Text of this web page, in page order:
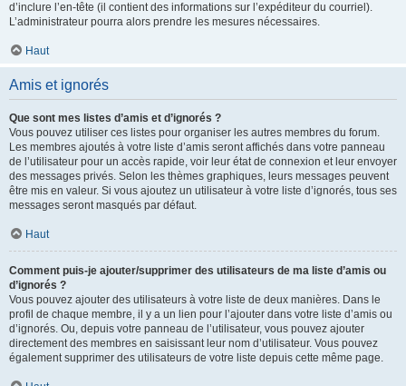
d’inclure l’en-tête (il contient des informations sur l’expéditeur du courriel).
L’administrateur pourra alors prendre les mesures nécessaires.
Haut
Amis et ignorés
Que sont mes listes d’amis et d’ignorés ?
Vous pouvez utiliser ces listes pour organiser les autres membres du forum.
Les membres ajoutés à votre liste d’amis seront affichés dans votre panneau
de l’utilisateur pour un accès rapide, voir leur état de connexion et leur envoyer
des messages privés. Selon les thèmes graphiques, leurs messages peuvent
être mis en valeur. Si vous ajoutez un utilisateur à votre liste d’ignorés, tous ses
messages seront masqués par défaut.
Haut
Comment puis-je ajouter/supprimer des utilisateurs de ma liste d’amis ou
d’ignorés ?
Vous pouvez ajouter des utilisateurs à votre liste de deux manières. Dans le
profil de chaque membre, il y a un lien pour l’ajouter dans votre liste d’amis ou
d’ignorés. Ou, depuis votre panneau de l’utilisateur, vous pouvez ajouter
directement des membres en saisissant leur nom d’utilisateur. Vous pouvez
également supprimer des utilisateurs de votre liste depuis cette même page.